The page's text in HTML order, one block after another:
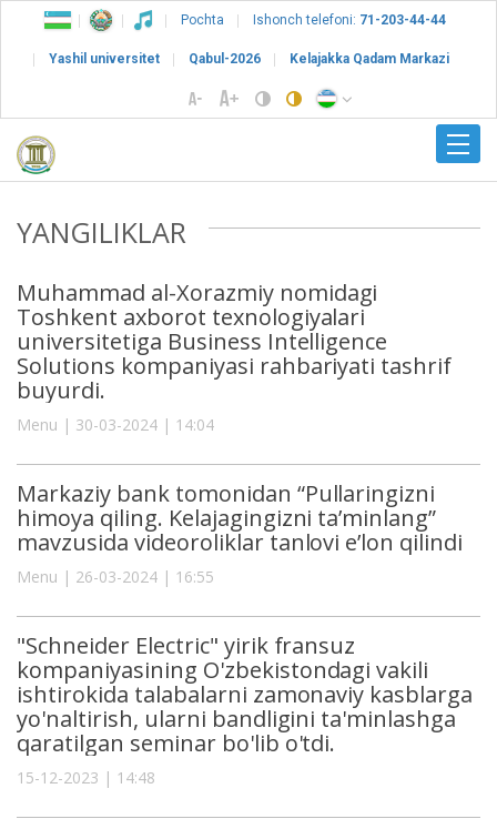
Pochta Ishonch telefoni: 71-203-44-44
Yashil universitet Qabul-2026 Kelajakka Qadam Markazi
YANGILIKLAR
Muhammad al-Xorazmiy nomidagi
Toshkent axborot texnologiyalari
universitetiga Business Intelligence
Solutions kompaniyasi rahbariyati tashrif
buyurdi.
Menu | 30-03-2024 | 14:04
Markaziy bank tomonidan “Pullaringizni
himoya qiling. Kelajagingizni ta’minlang”
mavzusida videoroliklar tanlovi e’lon qilindi
Menu | 26-03-2024 | 16:55
"Schneider Electric" yirik fransuz
kompaniyasining O'zbekistondagi vakili
ishtirokida talabalarni zamonaviy kasblarga
yo'naltirish, ularni bandligini ta'minlashga
qaratilgan seminar bo'lib o'tdi.
15-12-2023 | 14:48